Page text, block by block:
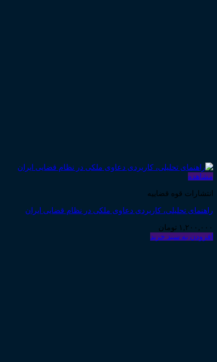
مشاهده
انتشارات قوه قضاییه
راهنمای تحلیلی، کاربردی دعاوی ملکی در نظام قضایی ایران
۱,۲۰۰,۰۰۰ تومان
افزودن به سبد خرید